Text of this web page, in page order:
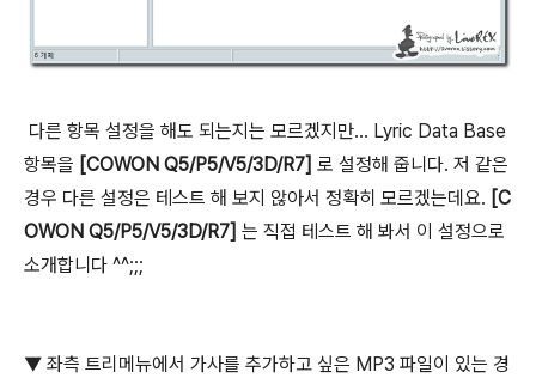
다른 항목 설정을 해도 되는지는 모르겠지만... Lyric Data Base
항목을 [COWON Q5/P5/V5/3D/R7] 로 설정해 줍니다. 저 같은
경우 다른 설정은 테스트 해 보지 않아서 정확히 모르겠는데요. [C
OWON Q5/P5/V5/3D/R7] 는 직접 테스트 해 봐서 이 설정으로
소개합니다 ^^;;;
▼ 좌측 트리메뉴에서 가사를 추가하고 싶은 MP3 파일이 있는 경